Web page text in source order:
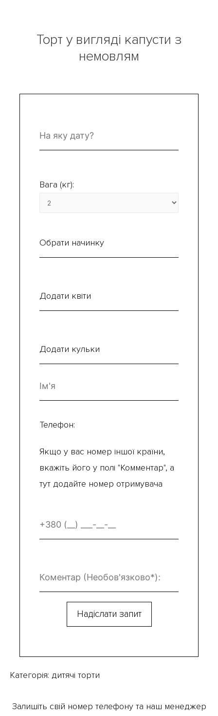
Торт у вигляді капусти з
немовлям
Вага (кг):
Обрати начинку
Додати квіти
Додати кульки
Телефон:
Якщо у вас номер іншої країни,
вкажіть його у полі "Комментар", а
тут додайте номер отримувача
Категорія: дитячі торти
Залишіть свій номер телефону та наш менеджер